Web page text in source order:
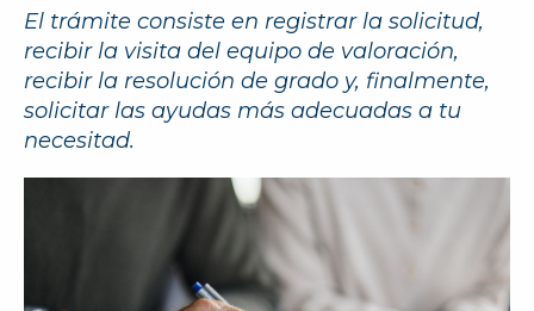
El trámite consiste en registrar la solicitud,
recibir la visita del equipo de valoración,
recibir la resolución de grado y, finalmente,
solicitar las ayudas más adecuadas a tu
necesitad.